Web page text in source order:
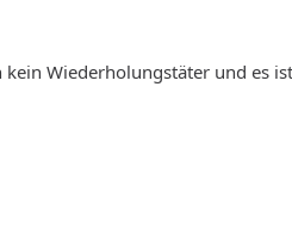
Wiederholungstäter und es